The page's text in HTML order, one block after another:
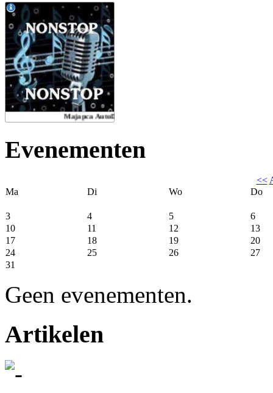
Evenementen
<<
Ma
Di Wo Do
3 4 5
6
10
11 12
13
17
18 19
20
24
25 26
27
31
Geen evenementen.
Artikelen